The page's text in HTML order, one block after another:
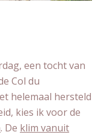
een tocht van
Col du
helemaal hersteld
kies ik voor de
. De klim vanuit